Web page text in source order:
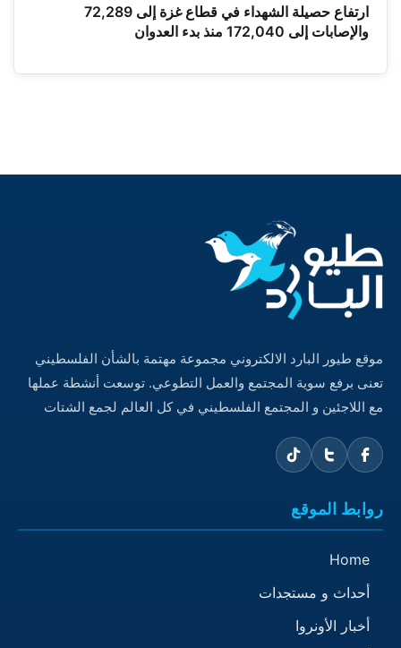
ارتفاع حصيلة الشهداء في قطاع غزة إلى 72,289
والإصابات إلى 172,040 منذ بدء العدوان
موقع طيور البارد الالكتروني مجموعة مهتمة بالشأن الفلسطيني
تعنى برفع سوية المجتمع والعمل التطوعي. توسعت أنشطة عملها
مع اللاجئين و المجتمع الفلسطيني في كل العالم لجمع الشتات
روابط الموقع
Home
أحداث و مستجدات
أخبار الأونروا